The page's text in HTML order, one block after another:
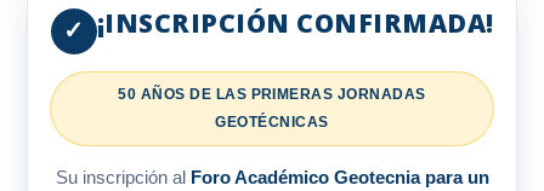
✓ ¡INSCRIPCIÓN CONFIRMADA!
50 AÑOS DE LAS PRIMERAS JORNADAS
GEOTÉCNICAS
Su inscripción al Foro Académico Geotecnia para un